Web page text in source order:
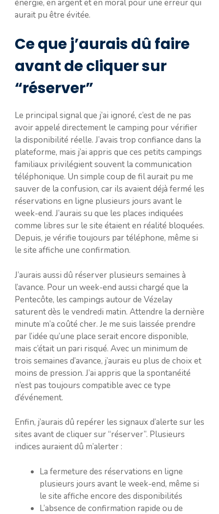
énergie, en argent et en moral pour une erreur qui
aurait pu être évitée.
Ce que j’aurais dû faire
avant de cliquer sur
“réserver”
Le principal signal que j’ai ignoré, c’est de ne pas
avoir appelé directement le camping pour vérifier
la disponibilité réelle. J’avais trop confiance dans la
plateforme, mais j’ai appris que ces petits campings
familiaux privilégient souvent la communication
téléphonique. Un simple coup de fil aurait pu me
sauver de la confusion, car ils avaient déjà fermé les
réservations en ligne plusieurs jours avant le
week-end. J’aurais su que les places indiquées
comme libres sur le site étaient en réalité bloquées.
Depuis, je vérifie toujours par téléphone, même si
le site affiche une confirmation.
J’aurais aussi dû réserver plusieurs semaines à
l’avance. Pour un week-end aussi chargé que la
Pentecôte, les campings autour de Vézelay
saturent dès le vendredi matin. Attendre la dernière
minute m’a coûté cher. Je me suis laissée prendre
par l’idée qu’une place serait encore disponible,
mais c’était un pari risqué. Avec un minimum de
trois semaines d’avance, j’aurais eu plus de choix et
moins de pression. J’ai appris que la spontanéité
n’est pas toujours compatible avec ce type
d’événement.
Enfin, j’aurais dû repérer les signaux d’alerte sur les
sites avant de cliquer sur “réserver”. Plusieurs
indices auraient dû m’alerter :
La fermeture des réservations en ligne
plusieurs jours avant le week-end, même si
le site affiche encore des disponibilités
L’absence de confirmation rapide ou de